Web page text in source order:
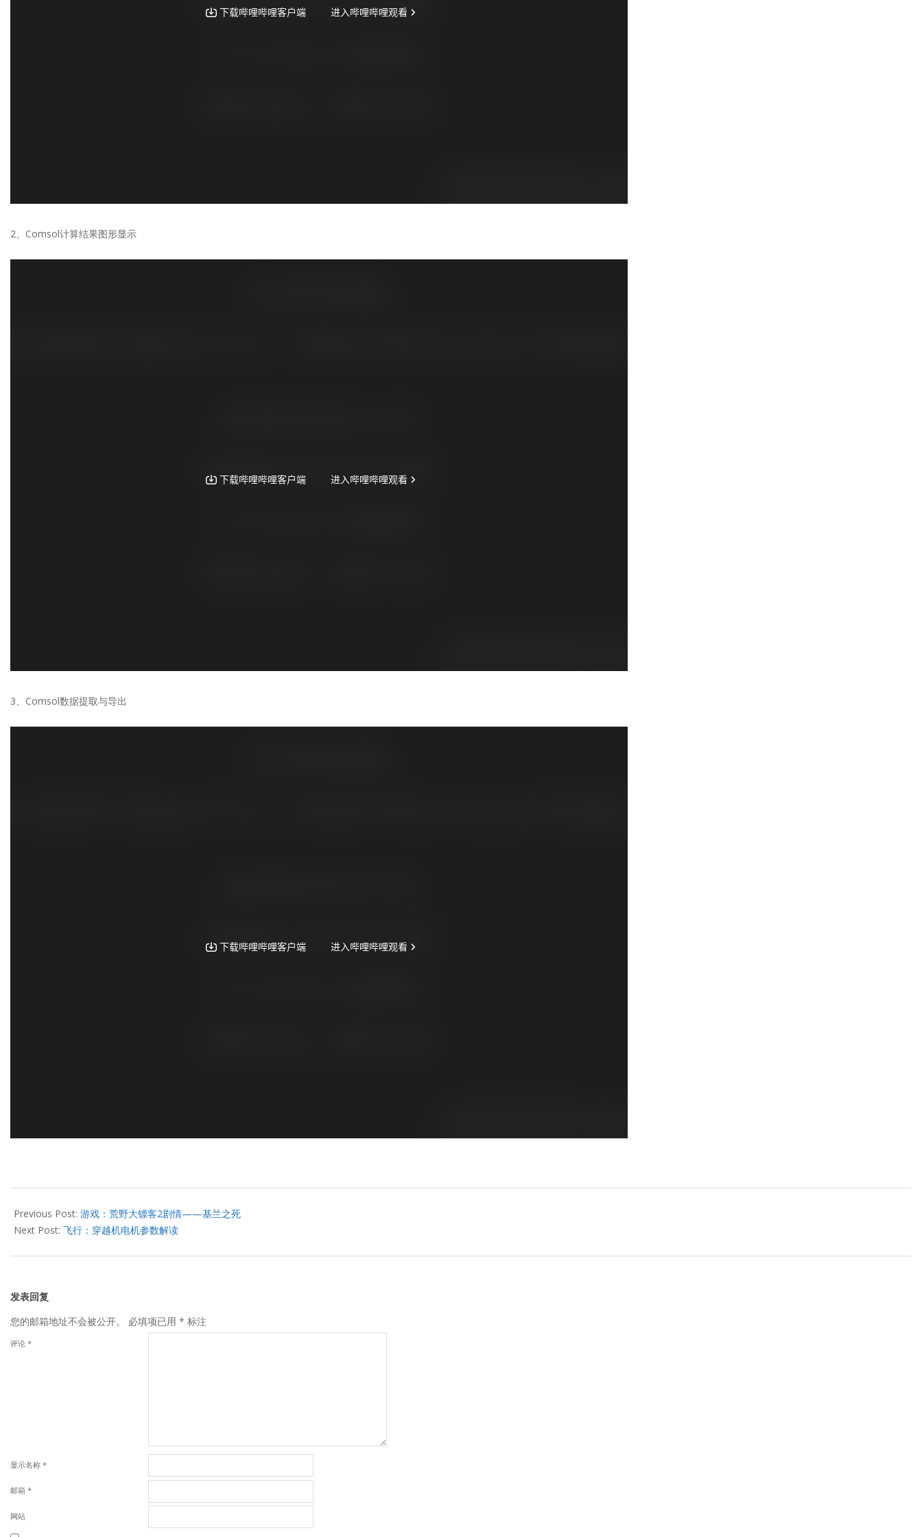
2、Comsol计算结果图形显示
3、Comsol数据提取与导出
08-
10
Previous Post: 游戏：荒野大镖客2剧情——基兰之死
Next Post: 飞行：穿越机电机参数解读
发表回复
您的邮箱地址不会被公开。
必填项已用 * 标注
评论 *
显示名称 *
邮箱 *
网站